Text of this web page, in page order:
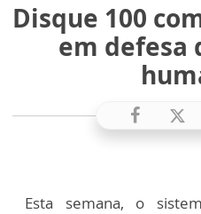
Disque 100
em defesa
Esta semana, o